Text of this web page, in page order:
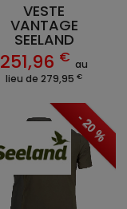
VESTE
VANTAGE
SEELAND
251,96 € au
lieu de 279,95€
- 20 %